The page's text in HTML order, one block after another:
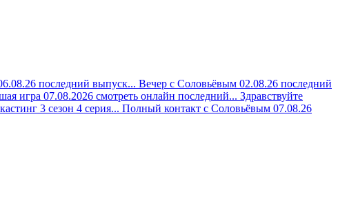
последний выпуск... Вечер с Соловьёвым 02.08.26 последний
игра 07.08.2026 смотреть онлайн последний... Здравствуйте
3 сезон 4 серия... Полный контакт с Соловьёвым 07.08.26